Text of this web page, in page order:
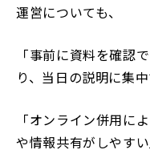
運営についても、
「事前に資料を確認
り、当日の説明に集中
「オンライン併用に
や情報共有がしやすい